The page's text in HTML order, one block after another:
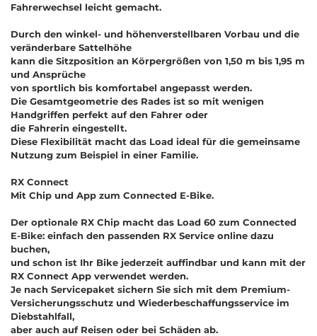
Fahrerwechsel leicht gemacht.
Durch den winkel- und höhenverstellbaren Vorbau und die
veränderbare Sattelhöhe
kann die Sitzposition an Körpergrößen von 1,50 m bis 1,95 m
und Ansprüche
von sportlich bis komfortabel angepasst werden.
Die Gesamtgeometrie des Rades ist so mit wenigen
Handgriffen perfekt auf den Fahrer oder
die Fahrerin eingestellt.
Diese Flexibilität macht das Load ideal für die gemeinsame
Nutzung zum Beispiel in einer Familie.
RX Connect
Mit Chip und App zum Connected E-Bike.
Der optionale RX Chip macht das Load 60 zum Connected
E-Bike: einfach den passenden RX Service online dazu
buchen,
und schon ist Ihr Bike jederzeit auffindbar und kann mit der
RX Connect App verwendet werden.
Je nach Servicepaket sichern Sie sich mit dem Premium-
Versicherungsschutz und Wiederbeschaffungsservice im
Diebstahlfall,
aber auch auf Reisen oder bei Schäden ab.